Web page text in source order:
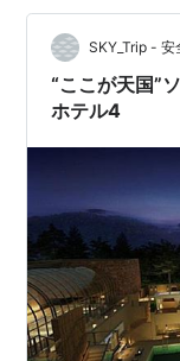
す。高層ビルが
な公園が点在し
SKY_Trip -
“ここが天国”
ホテル4